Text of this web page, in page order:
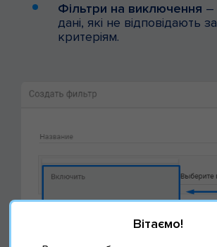
Фільтри на виключення –
дані, які не відповідають
критеріям.
Вітаємо!